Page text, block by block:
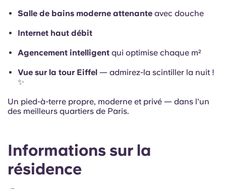
Informations sur la
résidence
Salle de bains moderne attenante avec douche
Internet haut débit
Agencement intelligent qui optimise chaque m²
Vue sur la tour Eiffel — admirez-la scintiller la nuit !
✨
Un pied-à-terre propre, moderne et privé — dans l'un
des meilleurs quartiers de Paris.